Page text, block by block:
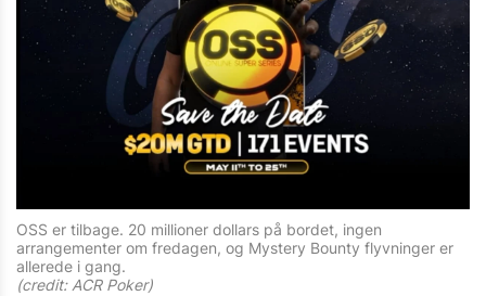
OSS er tilbage. 20 millioner dollars på bordet, ingen
arrangementer om fredagen, og Mystery Bounty flyvninger er
allerede i gang.
(credit: ACR Poker)